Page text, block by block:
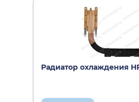
Радиатор охлаждения